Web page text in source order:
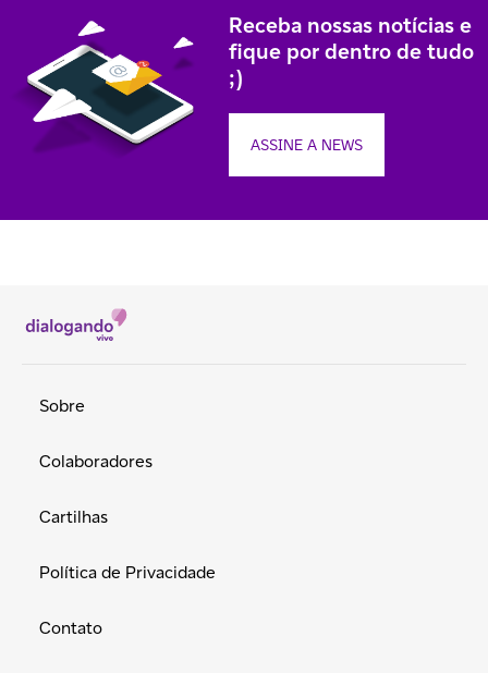
Receba nossas notícias e
fique por dentro de tudo
;)
ASSINE A NEWS
Sobre
Colaboradores
Cartilhas
Política de Privacidade
Contato